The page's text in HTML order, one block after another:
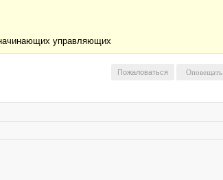
управляющих
Пожаловаться